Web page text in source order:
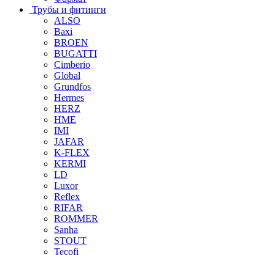
Трубы и фитинги
ALSO
Baxi
BROEN
BUGATTI
Cimberio
Global
Grundfos
Hermes
HERZ
HME
IMI
JAFAR
K-FLEX
KERMI
LD
Luxor
Reflex
RIFAR
ROMMER
Sanha
STOUT
Tecofi